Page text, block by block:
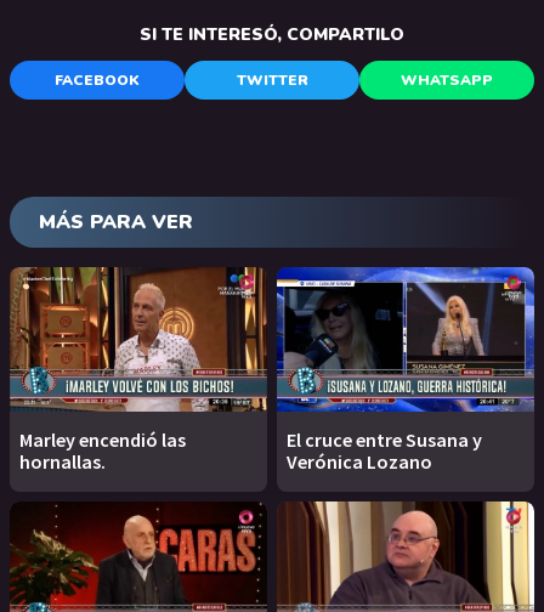
SI TE INTERESÓ, COMPARTILO
FACEBOOK TWITTER WHATSAPP
MÁS PARA VER
Marley encendió las
hornallas.
El cruce entre Susana y
Verónica Lozano